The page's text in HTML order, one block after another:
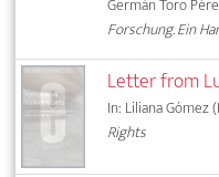
Forschung. Ein
Letter from
In: Liliana Gómez
Rights